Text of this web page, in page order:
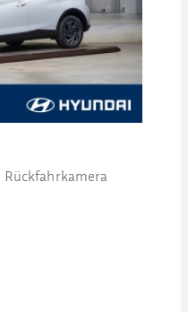
Rückfahrkamera